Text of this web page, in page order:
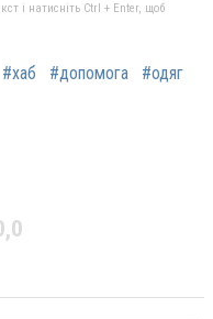
і натисніть Ctrl + Enter, щоб
#хаб #допомога
#одяг